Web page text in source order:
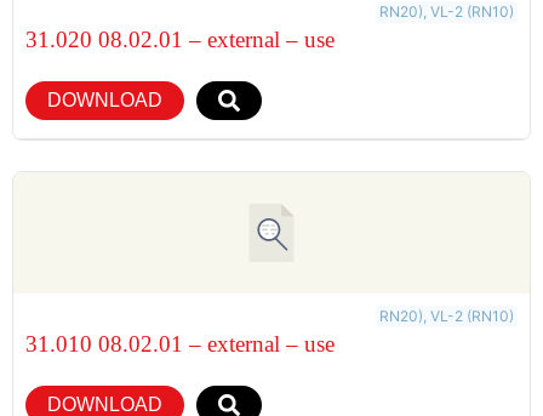
RN20), VL-2 (RN10)
31.020 08.02.01 – external – use
DOWNLOAD
RN20), VL-2 (RN10)
31.010 08.02.01 – external – use
DOWNLOAD